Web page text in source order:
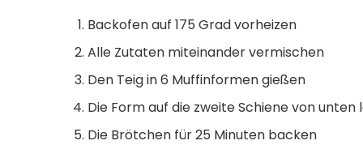
Backofen auf 175 Grad vorheizen
Alle Zutaten miteinander vermischen
Den Teig in 6 Muffinformen gießen
Die Form auf die zweite Schiene von unten
Die Brötchen für 25 Minuten backen